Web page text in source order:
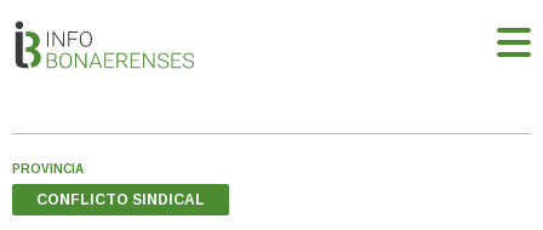
PROVINCIA
CONFLICTO SINDICAL